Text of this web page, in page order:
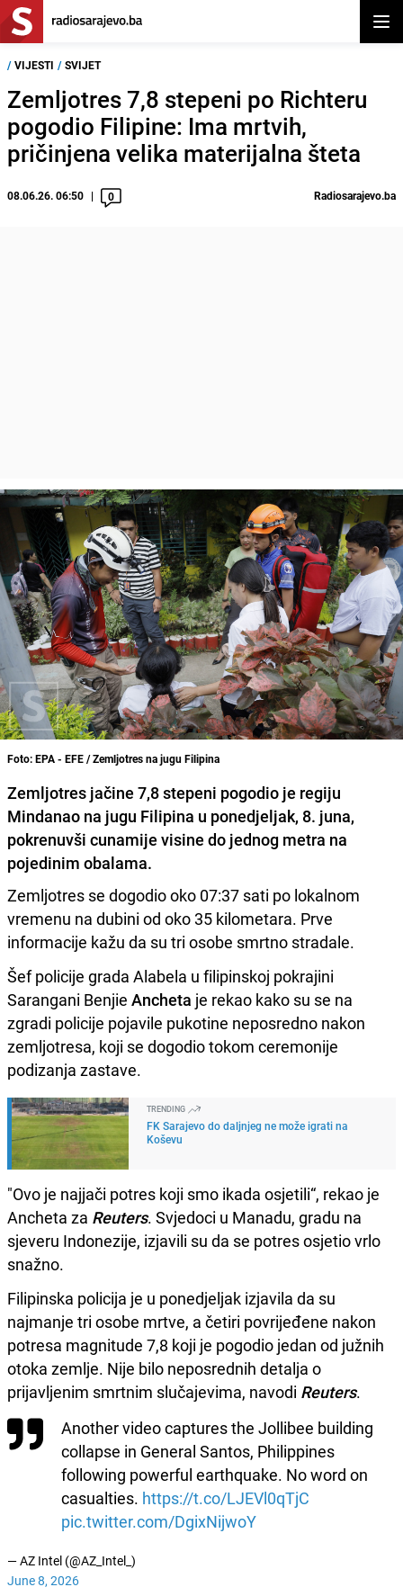
/ VIJESTI / SVIJET
Zemljotres 7,8 stepeni po Richteru
pogodio Filipine: Ima mrtvih,
pričinjena velika materijalna šteta
08.06.26. 06:50 0 Radiosarajevo.ba
Foto: EPA - EFE / Zemljotres na jugu Filipina
Zemljotres jačine 7,8 stepeni pogodio je regiju
Mindanao na jugu Filipina u ponedjeljak, 8. juna,
pokrenuvši cunamije visine do jednog metra na
pojedinim obalama.
Zemljotres se dogodio oko 07:37 sati po lokalnom
vremenu na dubini od oko 35 kilometara. Prve
informacije kažu da su tri osobe smrtno stradale.
Šef policije grada Alabela u filipinskoj pokrajini
Sarangani Benjie Ancheta je rekao kako su se na
zgradi policije pojavile pukotine neposredno nakon
zemljotresa, koji se dogodio tokom ceremonije
podizanja zastave.
TRENDING
FK Sarajevo do daljnjeg ne može igrati na
Koševu
"Ovo je najjači potres koji smo ikada osjetili“, rekao je
Ancheta za Reuters. Svjedoci u Manadu, gradu na
sjeveru Indonezije, izjavili su da se potres osjetio vrlo
snažno.
Filipinska policija je u ponedjeljak izjavila da su
najmanje tri osobe mrtve, a četiri povrijeđene nakon
potresa magnitude 7,8 koji je pogodio jedan od južnih
otoka zemlje. Nije bilo neposrednih detalja o
prijavljenim smrtnim slučajevima, navodi Reuters.
Another video captures the Jollibee building
collapse in General Santos, Philippines
following powerful earthquake. No word on
casualties. https://t.co/LJEVl0qTjC
pic.twitter.com/DgixNijwoY
— AZ Intel (@AZ_Intel_)
June 8, 2026